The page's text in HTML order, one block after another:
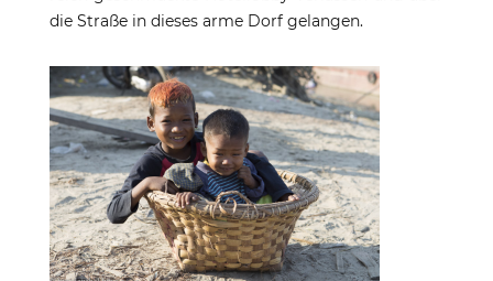
die Straße in dieses arme Dorf gelangen.